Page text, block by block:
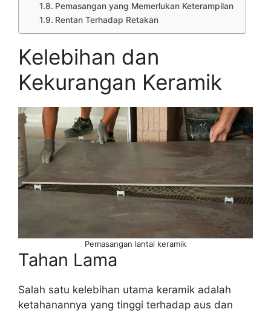
Pemasangan yang Memerlukan Keterampilan
Rentan Terhadap Retakan
Kelebihan dan
Kekurangan Keramik
Pemasangan lantai keramik
Tahan Lama
Salah satu kelebihan utama keramik adalah
ketahanannya yang tinggi terhadap aus dan